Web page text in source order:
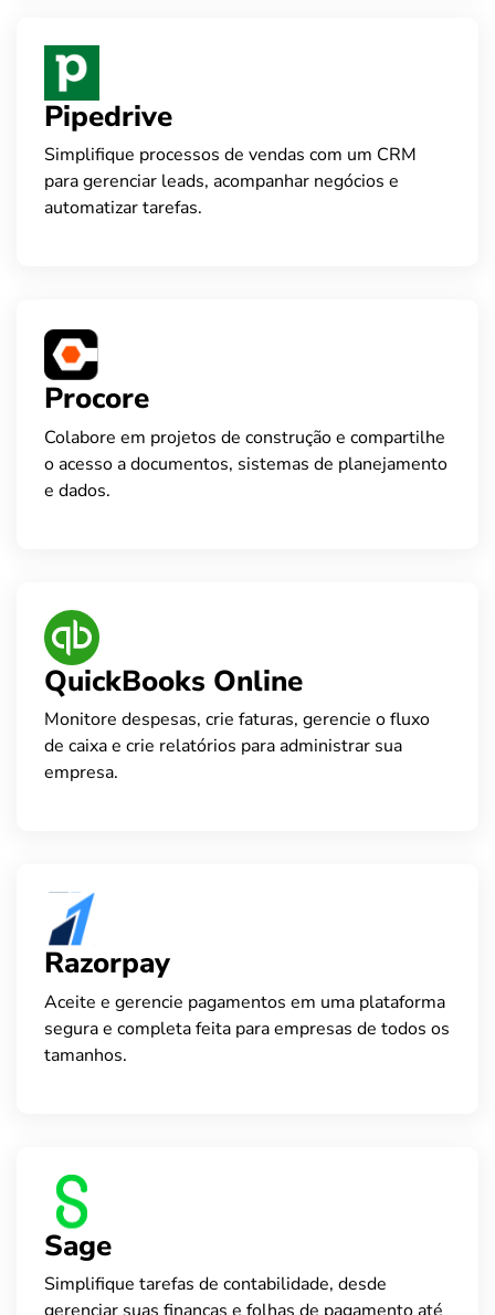
Pipedrive
Simplifique processos de vendas com um CRM
para gerenciar leads, acompanhar negócios e
automatizar tarefas.
Procore
Colabore em projetos de construção e compartilhe
o acesso a documentos, sistemas de planejamento
e dados.
QuickBooks Online
Monitore despesas, crie faturas, gerencie o fluxo
de caixa e crie relatórios para administrar sua
empresa.
Razorpay
Aceite e gerencie pagamentos em uma plataforma
segura e completa feita para empresas de todos os
tamanhos.
Sage
Simplifique tarefas de contabilidade, desde